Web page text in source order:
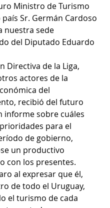
Ministro de Turismo
Sr. Germán Cardoso
nuestra sede
del Diputado Eduardo
Directiva de la Liga,
actores de la
del
recibió del futuro
informe sobre cuáles
para el
de gobierno,
un productivo
con los presentes.
al expresar que él,
de todo el Uruguay,
el turismo de cada